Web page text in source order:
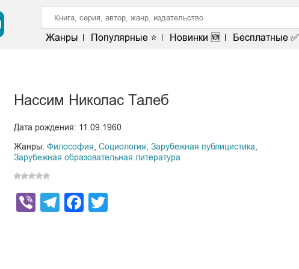
Жанры Популярные ⭐ Новинки 🆕 Бесплатные ✅
Нассим Николас Талеб
Дата рождения: 11.09.1960
Жанры: Философия Социология Зарубежная публицистика
Зарубежная образовательная литература
ViberTelegram
Facebook